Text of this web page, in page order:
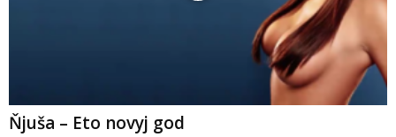
Ňjuša – Eto novyj god